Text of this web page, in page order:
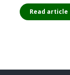
Read article